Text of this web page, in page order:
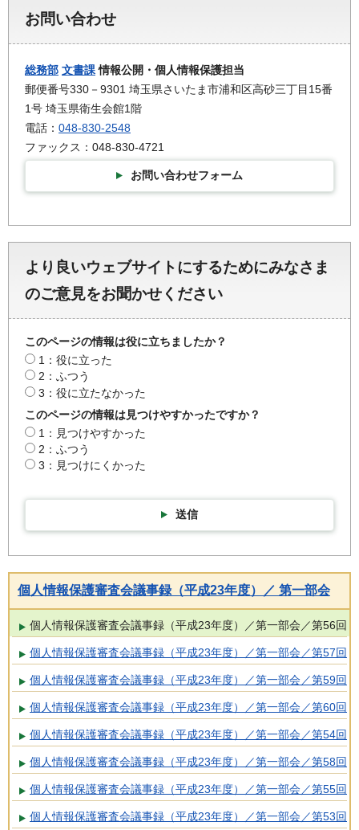
お問い合わせ
総務部 文書課情報公開・個人情報保護担当
郵便番号330－9301 埼玉県さいたま市浦和区高砂三丁目15番
1号 埼玉県衛生会館1階
電話： 048-830-2548
ファックス：048-830-4721
お問い合わせフォーム
より良いウェブサイトにするためにみなさま
のご意見をお聞かせください
このページの情報は役に立ちましたか？
1：役に立った
2：ふつう
3：役に立たなかった
このページの情報は見つけやすかったですか？
1：見つけやすかった
2：ふつう
3：見つけにくかった
送信
個人情報保護審査会議事録（平成23年度）／ 第一部会
個人情報保護審査会議事録（平成23年度）／第一部会／第56回
個人情報保護審査会議事録（平成23年度）／第一部会／第57回
個人情報保護審査会議事録（平成23年度）／第一部会／第59回
個人情報保護審査会議事録（平成23年度）／第一部会／第60回
個人情報保護審査会議事録（平成23年度）／第一部会／第54回
個人情報保護審査会議事録（平成23年度）／第一部会／第58回
個人情報保護審査会議事録（平成23年度）／第一部会／第55回
個人情報保護審査会議事録（平成23年度）／第一部会／第53回